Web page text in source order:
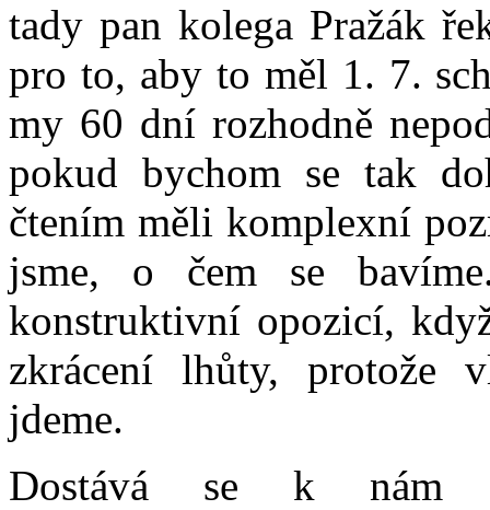
tady pan kolega Pražák
pro to, aby to měl 1. 7.
my 60 dní rozhodně
pokud bychom se tak
čtením měli komplexní
jsme, o čem se
konstruktivní opozicí,
zkrácení lhůty, protože
jdeme.
Dostává se k nám